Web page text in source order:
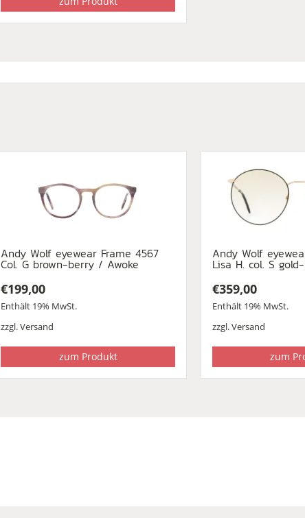
Andy Wolf eyewear Frame 4567
Col. G brown-berry / Awoke
€199,00
Enthält 19% MwSt.
zzgl.Versand
zum Produkt
Andy Wolf
Lisa H. col. S
€359,00
Enthält 19% MwSt.
zzgl.Versand
zum